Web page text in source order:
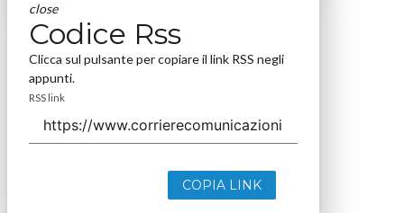
close
Codice Rss
Clicca sul pulsante per copiare il link RSS negli
appunti.
RSS link
COPIA LINK